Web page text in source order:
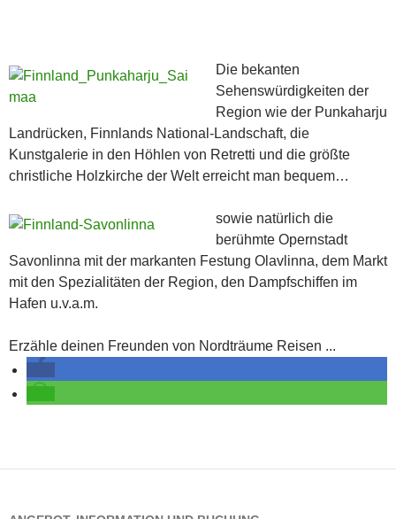
Die bekanten
Sehenswürdigkeiten der
Region wie der Punkaharju
Landrücken, Finnlands National-Landschaft, die
Kunstgalerie in den Höhlen von Retretti und die größte
christliche Holzkirche der Welt erreicht man bequem…
sowie natürlich die
berühmte Opernstadt
Savonlinna mit der markanten Festung Olavlinna, dem Markt
mit den Spezialitäten der Region, den Dampfschiffen im
Hafen u.v.a.m.
Erzähle deinen Freunden von Nordträume Reisen ...